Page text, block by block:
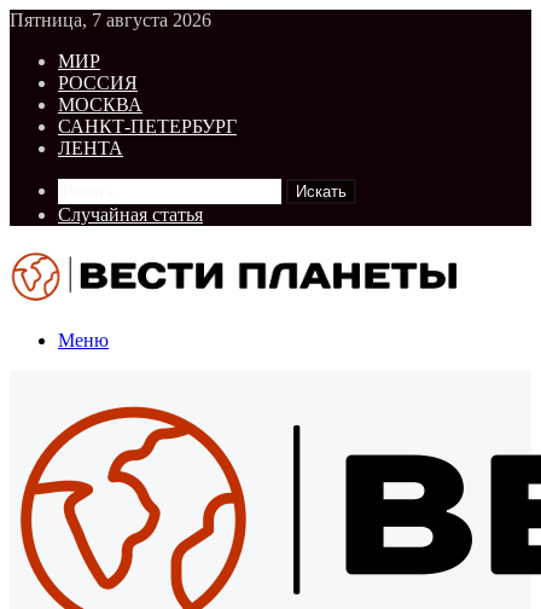
Пятница, 7 августа 2026
МИР
РОССИЯ
МОСКВА
САНКТ-ПЕТЕРБУРГ
ЛЕНТА
Искать
Случайная статья
Меню